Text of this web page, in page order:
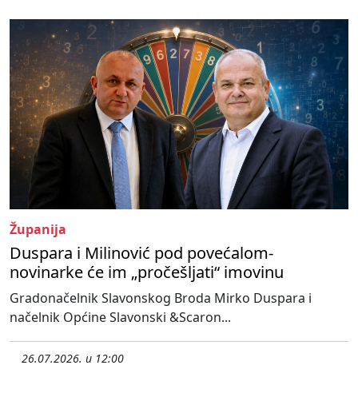
Županija
Duspara i Milinović pod povećalom-
novinarke će im „pročešljati“ imovinu
Gradonačelnik Slavonskog Broda Mirko Duspara i
načelnik Općine Slavonski &Scaron...
26.07.2026. u 12:00